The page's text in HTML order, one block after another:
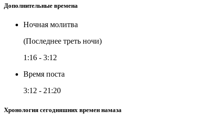
Дополнительные времена
Ночная молитва
(Последнее треть ночи)
1:16 - 3:12
Время поста
3:12 - 21:20
Хронология сегодняшних времен намаза